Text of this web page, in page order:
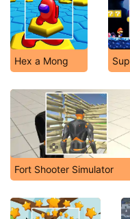
Hex a Mong
Fort Shooter Simulator